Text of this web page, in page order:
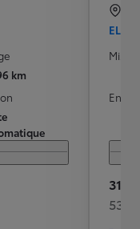
km
Mise
31
538